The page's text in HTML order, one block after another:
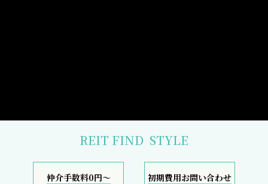
REIT FIND STYLE
仲介手数料0円～ 初期費用お問い合わせ